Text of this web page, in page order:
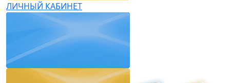
ЛИЧНЫЙ КАБИНЕТ